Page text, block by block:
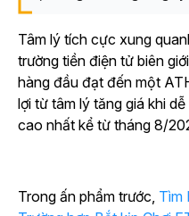
Tâm lý tích cực xung
trường tiền điện tử biên
hàng đầu đạt đến một
lợi từ tâm lý tăng giá khi
cao nhất kể từ tháng 8/
Trong ấn phẩm trước, Tìm